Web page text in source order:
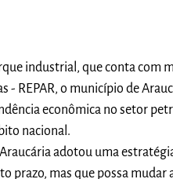
industrial, que conta com
- REPAR, o município de
econômica no setor
nacional.
adotou uma
prazo, mas que possa mudar